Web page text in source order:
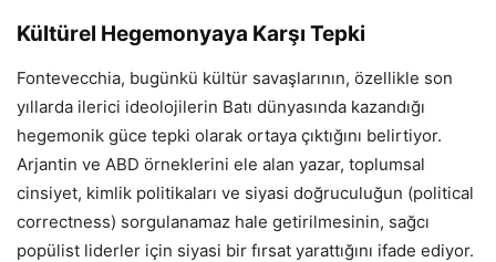
Kültürel Hegemonyaya Karşı Tepki
Fontevecchia, bugünkü kültür savaşlarının, özellikle son
yıllarda ilerici ideolojilerin Batı dünyasında kazandığı
hegemonik güce tepki olarak ortaya çıktığını belirtiyor.
Arjantin ve ABD örneklerini ele alan yazar, toplumsal
cinsiyet, kimlik politikaları ve siyasi doğruculuğun (political
correctness) sorgulanamaz hale getirilmesinin, sağcı
popülist liderler için siyasi bir fırsat yarattığını ifade ediyor.